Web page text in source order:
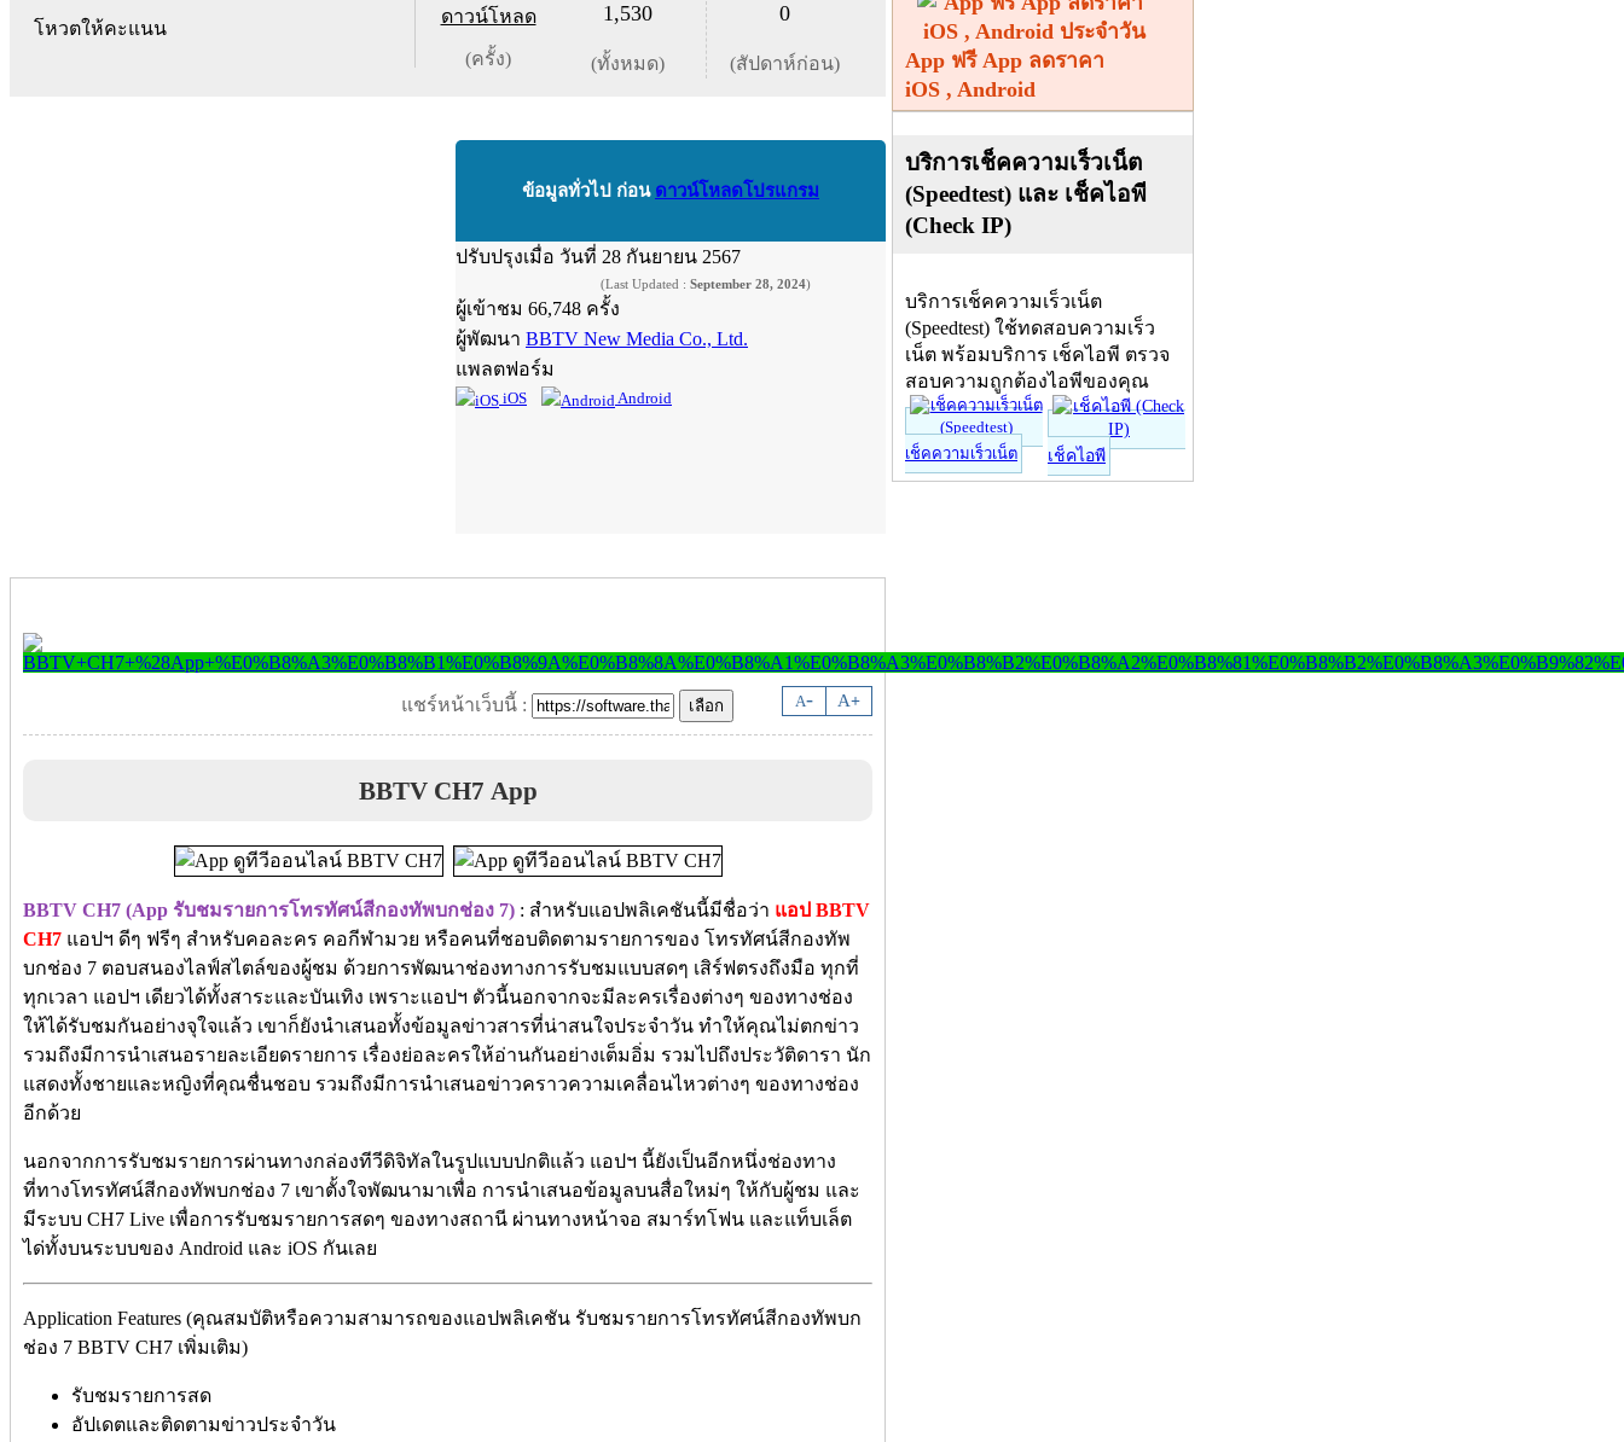
โหวตให้คะแนน
ดาวน์โหลด
(ครั้ง)
1,530
(ทั้งหมด)
0
(สัปดาห์ก่อน)
ข้อมูลทั่วไป ก่อน ดาวน์โหลดโปรแกรม
ปรับปรุงเมื่อ วันที่ 28 กันยายน 2567
(Last Updated : September 28, 2024)
ผู้เข้าชม 66,748 ครั้ง
ผู้พัฒนา BBTV New Media Co., Ltd.
แพลตฟอร์ม
iOS Android
A- A+
แชร์หน้าเว็บนี้ :
BBTV CH7 App
BBTV CH7 (App รับชมรายการโทรทัศน์สีกองทัพบกช่อง 7) : สำหรับแอปพลิเคชันนี้มีชื่อว่า แอป BBTV
CH7 แอปฯ ดีๆ ฟรีๆ สำหรับคอละคร คอกีฬามวย หรือคนที่ชอบติดตามรายการของ โทรทัศน์สีกองทัพ
บกช่อง 7 ตอบสนองไลฟ์สไตล์ของผู้ชม ด้วยการพัฒนาช่องทางการรับชมแบบสดๆ เสิร์ฟตรงถึงมือ ทุกที่
ทุกเวลา แอปฯ เดียวได้ทั้งสาระและบันเทิง เพราะแอปฯ ตัวนี้นอกจากจะมีละครเรื่องต่างๆ ของทางช่อง
ให้ได้รับชมกันอย่างจุใจแล้ว เขาก็ยังนำเสนอทั้งข้อมูลข่าวสารที่น่าสนใจประจำวัน ทำให้คุณไม่ตกข่าว
รวมถึงมีการนำเสนอรายละเอียดรายการ เรื่องย่อละครให้อ่านกันอย่างเต็มอิ่ม รวมไปถึงประวัติดารา นัก
แสดงทั้งชายและหญิงที่คุณชื่นชอบ รวมถึงมีการนำเสนอข่าวคราวความเคลื่อนไหวต่างๆ ของทางช่อง
อีกด้วย
นอกจากการรับชมรายการผ่านทางกล่องทีวีดิจิทัลในรูปแบบปกติแล้ว แอปฯ นี้ยังเป็นอีกหนึ่งช่องทาง
ที่ทางโทรทัศน์สีกองทัพบกช่อง 7 เขาตั้งใจพัฒนามาเพื่อ การนำเสนอข้อมูลบนสื่อใหม่ๆ ให้กับผู้ชม และ
มีระบบ CH7 Live เพื่อการรับชมรายการสดๆ ของทางสถานี ผ่านทางหน้าจอ สมาร์ทโฟน และแท็บเล็ต
ได่ทั้งบนระบบของ Android และ iOS กันเลย
Application Features (คุณสมบัติหรือความสามารถของแอปพลิเคชัน รับชมรายการโทรทัศน์สีกองทัพบก
ช่อง 7 BBTV CH7 เพิ่มเติม)
รับชมรายการสด
อัปเดตและติดตามข่าวประจำวัน
App ฟรี App ลดราคา
iOS , Android
บริการเช็คความเร็วเน็ต
(Speedtest) และ เช็คไอพี
(Check IP)
บริการเช็คความเร็วเน็ต
(Speedtest) ใช้ทดสอบความเร็ว
เน็ต พร้อมบริการ เช็คไอพี ตรวจ
สอบความถูกต้องไอพีของคุณ
เช็คความเร็วเน็ต เช็คไอพี